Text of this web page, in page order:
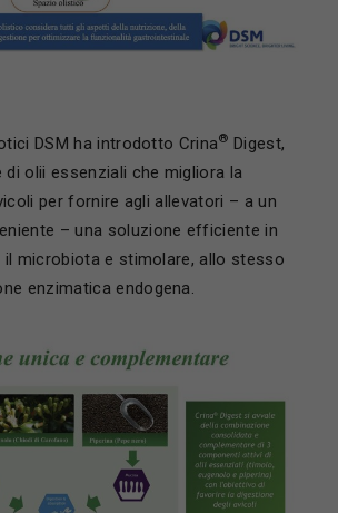
DSM ha introdotto Crina® Digest,
olii essenziali che migliora la
per fornire agli allevatori – a un
– una soluzione efficiente in
il microbiota e stimolare, allo stesso
enzimatica endogena.